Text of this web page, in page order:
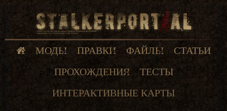
МОДЫ ПРАВКИ ФАЙЛЫ
СТАТЬИ
ПРОХОЖДЕНИЯ
ТЕСТЫ
ИНТЕРАКТИВНЫЕ КАРТЫ